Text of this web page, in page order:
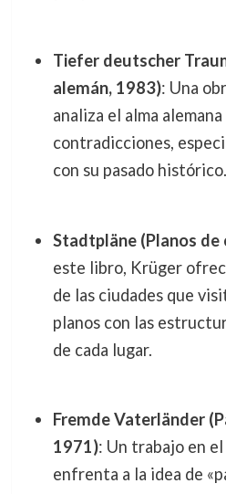
Tiefer deutscher
alemán, 1983): Una
analiza el alma alemana
contradicciones,
con su pasado histórico.
Stadtpläne (Planos de
este libro, Krüger
de las ciudades que
planos con las
de cada lugar.
Fremde Vaterländer
1971): Un trabajo en
enfrenta a la idea de